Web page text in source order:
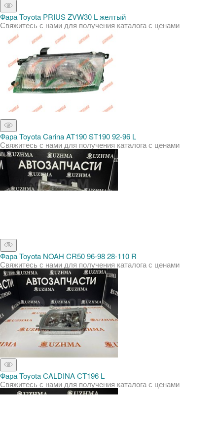
Фара Toyota PRIUS ZVW30 L желтый
Свяжитесь с нами для получения каталога с ценами
Фара Toyota Carina AT190 ST190 92-96 L
Свяжитесь с нами для получения каталога с ценами
Фара Toyota NOAH CR50 96-98 28-110 R
Свяжитесь с нами для получения каталога с ценами
Фара Toyota CALDINA CT196 L
Свяжитесь с нами для получения каталога с ценами